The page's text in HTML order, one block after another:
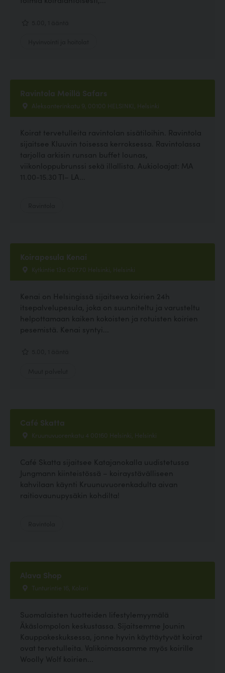
Ravintola Meillä Safars
Aleksanterinkatu 9, 00100 HELSINKI, Helsinki
Koirat tervetulleita ravintolan sisätiloihin. Ravintola
sijaitsee Kluuvin toisessa kerroksessa. Ravintolassa
tarjolla arkisin runsan buffet lounas,
viikonloppubrunssi sekä illallista. Aukioloajat: MA
11.00-15.30 TI– LA...
Koirapesula Kenai
Kytkintie 13a 00770 Helsinki, Helsinki
Kenai on Helsingissä sijaitseva koirien 24h
itsepalvelupesula, joka on suunniteltu ja varusteltu
helpottamaan kaiken kokoisten ja rotuisten koirien
pesemistä. Kenai syntyi...
Café Skatta
Kruunuvuorenkatu 4 00160 Helsinki, Helsinki
Café Skatta sijaitsee Katajanokalla uudistetussa
Jungmann kiinteistössä – koiraystävälliseen
kahvilaan käynti Kruunuvuorenkadulta aivan
raitiovaunupysäkin kohdilta!
Alava Shop
Tunturintie 16, Kolari
Suomalaisten tuotteiden lifestylemyymälä
Äkäslompolon keskustassa. Sijaitsemme Jounin
Kauppakeskuksessa, jonne hyvin käyttäytyvät koirat
ovat tervetulleita. Valikoimassamme myös koirille
Woolly Wolf koirien...